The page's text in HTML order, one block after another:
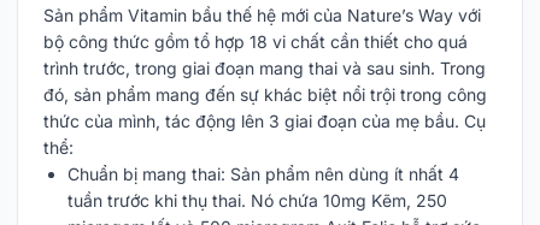
Sản phẩm Vitamin bầu thế hệ mới của Nature’s Way với
bộ công thức gồm tổ hợp 18 vi chất cần thiết cho quá
trình trước, trong giai đoạn mang thai và sau sinh. Trong
đó, sản phẩm mang đến sự khác biệt nổi trội trong công
thức của mình, tác động lên 3 giai đoạn của mẹ bầu. Cụ
thể:
Chuẩn bị mang thai: Sản phẩm nên dùng ít nhất 4
tuần trước khi thụ thai. Nó chứa 10mg Kẽm, 250